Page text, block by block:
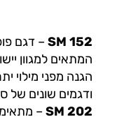
SM 152
המתאים למגוון
הגנה מפני מילוי
ודגמים שונים של
SM 202
–